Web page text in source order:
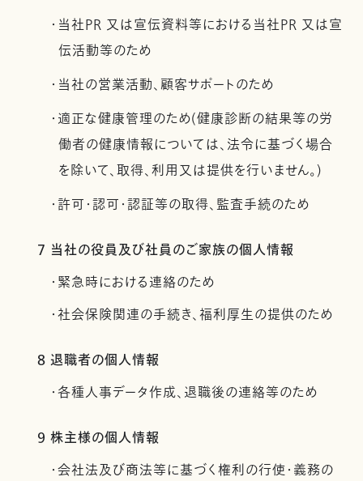
・当社PR 又は宣伝資料等における当社PR 又は宣
伝活動等のため
・当社の営業活動、顧客サポートのため
・適正な健康管理のため(健康診断の結果等の労
働者の健康情報については、法令に基づく場合
を除いて、取得、利用又は提供を行いません。)
・許可・認可・認証等の取得、監査手続のため
7 当社の役員及び社員のご家族の個人情報
・緊急時における連絡のため
・社会保険関連の手続き、福利厚生の提供のため
8 退職者の個人情報
・各種人事データ作成、退職後の連絡等のため
9 株主様の個人情報
・会社法及び商法等に基づく権利の行使・義務の